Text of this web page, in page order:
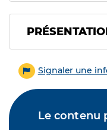
Signaler une
Le contenu